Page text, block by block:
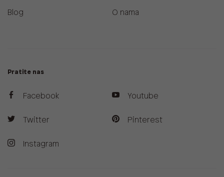
Blog O nama
Pratite nas
Facebook
Twitter
Instagram
Youtube
Pinterest